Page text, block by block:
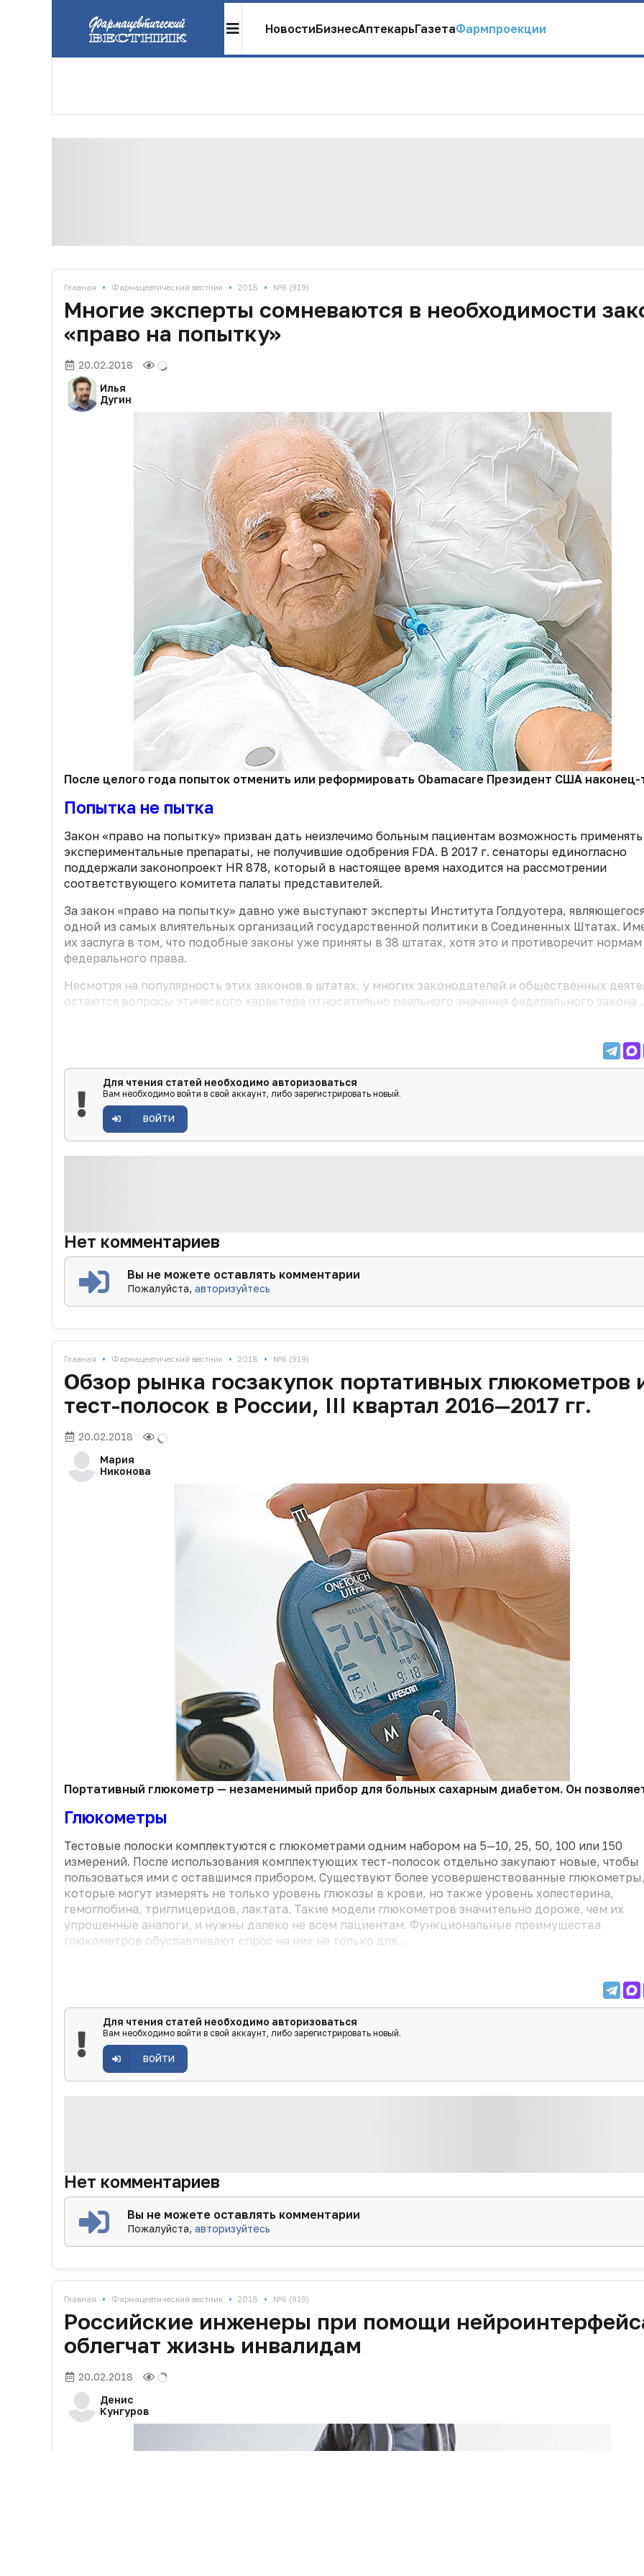
НовостиБизнесАптекарьГазетаФармпроекции
Главная • Фармацевтический вестник • 2018 • №6 (919)
Многие эксперты сомневаются в необходимости
«право на попытку»
20.02.2018
Илья
Дугин
После целого года попыток отменить или реформировать Obamacare Президент США
Попытка не пытка
Закон «право на попытку» призван дать неизлечимо больным пациентам возможность применять
экспериментальные препараты, не получившие одобрения FDA. В 2017 г. сенаторы единогласно
поддержали законопроект HR 878, который в настоящее время находится на рассмотрении
соответствующего комитета палаты представителей.
За закон «право на попытку» давно уже выступают эксперты Института Голдуотера,
одной из самых влиятельных организаций государственной политики в Соединенных Штатах.
их заслуга в том, что подобные законы уже приняты в 38 штатах, хотя это и противоречит нормам
федерального права.
Несмотря на популярность этих законов в штатах, у многих законодателей и общественных
остаются вопросы этического характера относительно реального значения федерального закона
Для чтения статей необходимо авторизоваться
Вам необходимо войти в свой аккаунт, либо зарегистрировать новый.
ВОЙТИ
Нет комментариев
Вы не можете оставлять комментарии
Пожалуйста,авторизуйтесь
Главная • Фармацевтический вестник • 2018 • №6 (919)
Обзор рынка госзакупок портативных глюкометров
тест-полосок в России, III квартал 2016—2017 гг.
20.02.2018
Мария
Никонова
Портативный глюкометр — незаменимый прибор для больных сахарным диабетом. Он
Глюкометры
Тестовые полоски комплектуются с глюкометрами одним набором на 5—10, 25, 50, 100 или 150
измерений. После использования комплектующих тест-полосок отдельно закупают новые, чтобы
пользоваться ими с оставшимся прибором. Существуют более усовершенствованные
которые могут измерять не только уровень глюкозы в крови, но также уровень холестерина,
гемоглобина, триглицеридов, лактата. Такие модели глюкометров значительно дороже, чем их
упрощенные аналоги, и нужны далеко не всем пациентам. Функциональные преимущества
глюкометров обуславливают спрос на них не только для...
Для чтения статей необходимо авторизоваться
Вам необходимо войти в свой аккаунт, либо зарегистрировать новый.
ВОЙТИ
Нет комментариев
Вы не можете оставлять комментарии
Пожалуйста,авторизуйтесь
Главная • Фармацевтический вестник • 2018 • №6 (919)
Российские инженеры при помощи
облегчат жизнь инвалидам
20.02.2018
Денис
Кунгуров